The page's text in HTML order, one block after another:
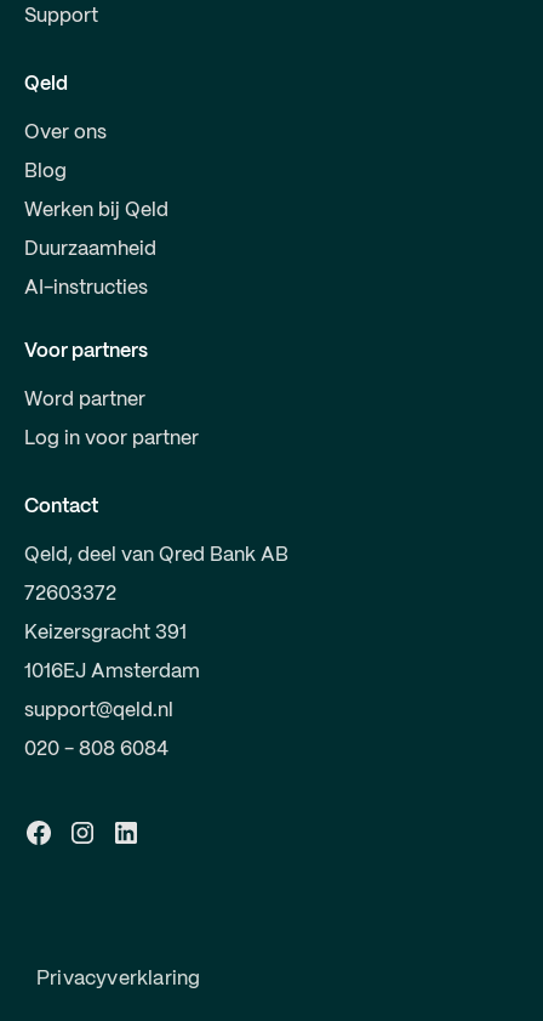
Support
Qeld
Over ons
Blog
Werken bij Qeld
Duurzaamheid
AI-instructies
Voor partners
Word partner
Log in voor partner
Contact
Qeld, deel van Qred Bank AB
72603372
Keizersgracht 391
1016EJ Amsterdam
support@qeld.nl
020 - 808 6084
Privacyverklaring